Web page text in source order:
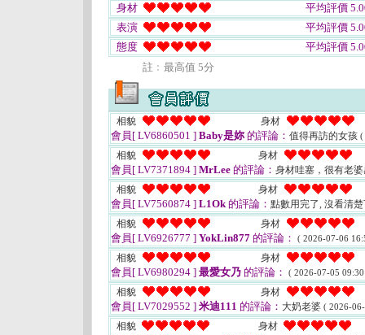
身材
平均評價
表演
平均評價
態度
平均評價
註﹕最高值 5分
相貌 身材
會員[ LV6860501 ] Baby是妳的評論： 值得再訪的女孩 (
相貌 身材
會員[ LV7371894 ] MrLee 的評論： 身材哇塞，很有老
相貌
身材
會員[ LV7560874 ] L1Ok的評論： 點數用完了, 沒看清
相貌
身材
會員[ LV6926777 ] YokLin877 的評論： ( 2026-07-06
相貌 身材
會員[ LV6980294 ] 最愛女乃 的評論： ( 2026-07-05
相貌 身材
會員[ LV7029552 ] 米迪111 的評論： 大奶老婆 ( 2026-
相貌 身材